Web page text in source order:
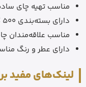
مناسب تهیه چای
دارای بسته‌بندی 500 گرمی.
مناسب علاقه‌مندان
دارای عطر و رنگ
لینک‌های مفید